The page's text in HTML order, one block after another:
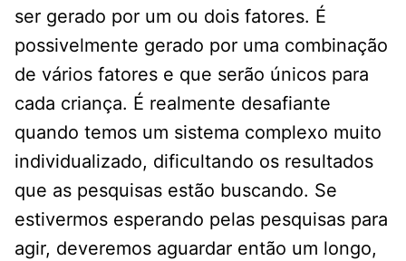
ser gerado por um ou dois fatores. É
possivelmente gerado por uma combinação
de vários fatores e que serão únicos para
cada criança. É realmente desafiante
quando temos um sistema complexo muito
individualizado, dificultando os resultados
que as pesquisas estão buscando. Se
estivermos esperando pelas pesquisas para
agir, deveremos aguardar então um longo,